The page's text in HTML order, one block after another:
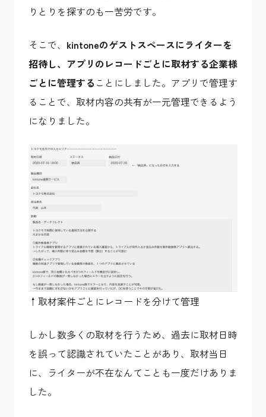
りとりを探すのも一苦労です。
そこで、 kintoneのゲストスペースにライターを
招待し、アプリのレコードごとに取材する企業様
ごとに管理する ことにしました。アプリで管理す
ることで、取材内容の共有が一元管理できるよう
になりました。
↑取材案件ごとにレコードを分けて管理
しかし数多くの取材を行うため、過去に取材日時
を誤って認識されていたことがあり、取材当日
に、ライターが不在なんてことも一度だけありま
した。